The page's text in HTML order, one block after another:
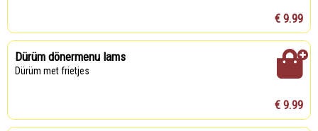
€ 9.99
Dürüm dönermenu lams
Dürüm met frietjes
€ 9.99